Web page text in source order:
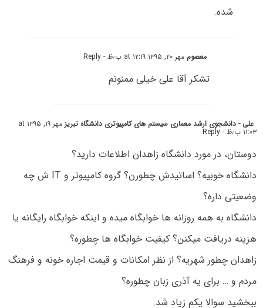
شده.
معصوم مهر ۲۰, ۱۳۹۵ at ۱۲:۱۹ ب٫ظ - Reply
تشکر آقا علی خیلی ممنونم
علی - دانشجوی ارشد معماری سیستم های کامپیوتری دانشگاه تبریز مهر ۱۹, ۱۳۹۵ at
۱۱:۰۳ ب٫ظ - Reply
دوستان، در مورد دانشگاه زاهدان اطلاعات دارید؟
دانشگاه خوبیه؟ اساتیدش چطورن؟ گروه کامپیوتر و IT ش چه
وضعیتی داره؟
دانشگاه به همه روزانه ها خوابگاه میده و اینکه خوابگاه رایگانه یا
هزینه دریافت میکنن؟ کیفیت خوابگاه ها چطوره؟
زاهدان چطور شهریه؟ از نظر امکانات و قیمت اجاره خونه و فرهنگ
مردم و … برای یه آذری زبان چطوره؟
ببخشید سوالا یکم زیاد شد.